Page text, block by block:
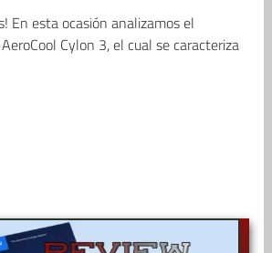
En esta ocasión analizamos el
Cylon 3, el cual se caracteriza